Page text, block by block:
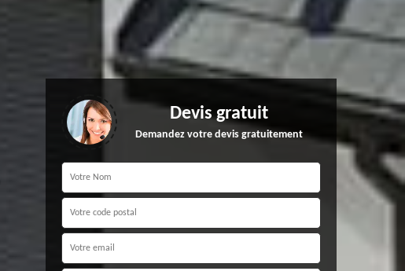
Devis gratuit
Demandez votre devis gratuitement